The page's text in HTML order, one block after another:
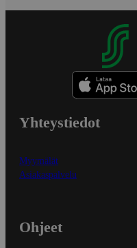
Yhteystiedot
Myymälät
Asiakaspalvelu
Ohjeet